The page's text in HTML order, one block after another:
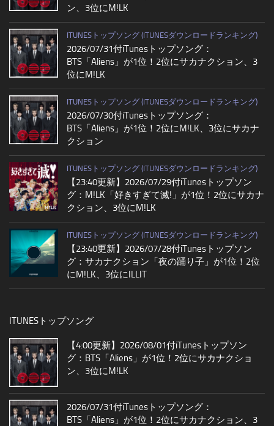
ン、3位にM!LK
ITUNESトップソング (ITUNESダウンロードランキング)
2026/07/31付iTunesトップソング：
BTS「Aliens」が1位！2位にサカナクション、3
位にM!LK
ITUNESトップソング (ITUNESダウンロードランキング)
2026/07/30付iTunesトップソング：
BTS「Aliens」が1位！2位にM!LK、3位にサカナ
クション
ITUNESトップソング (ITUNESダウンロードランキング)
【23:40更新】2026/07/29付iTunesトップソン
グ：M!LK「好きすぎて滅!」が1位！2位にサカナ
クション、3位にM!LK
ITUNESトップソング (ITUNESダウンロードランキング)
【23:40更新】2026/07/28付iTunesトップソン
グ：サカナクション「夜の踊り子」が1位！2位
にM!LK、3位にILLIT
ITUNESトップソング
【4:00更新】2026/08/01付iTunesトップソン
グ：BTS「Aliens」が1位！2位にサカナクショ
ン、3位にM!LK
2026/07/31付iTunesトップソング：
BTS「Aliens」が1位！2位にサカナクション、3